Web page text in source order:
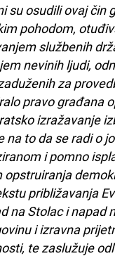
su osudili ovaj čin
pohodom,
službenih
nevinih ljudi,
za
pravo građana
izražavanje
na to da se radi o
i pomno
opstruiranja
približavanja
na Stolac i napad
i izravna
te zaslužuje